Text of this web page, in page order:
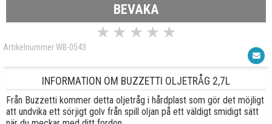
BEVAKA
★ ★ ★ ★ ★
Artikelnummer WB-0543
INFORMATION OM BUZZETTI OLJETRÅG 2,7L
Från Buzzetti kommer detta oljetråg i hårdplast som gör det möjligt
att undvika ett sörjigt golv från spill oljan på ett väldigt smidigt sätt